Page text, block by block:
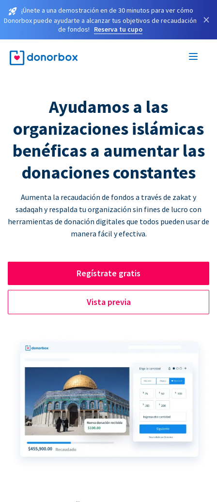
¡Únete a una demostración en de 30 minutos para ver cómo
Donorbox puede ayudarte a alcanzar tus objetivos de recaudación
de fondos!
Reserva tu cupo
×
Ayudamos a las
organizaciones islámicas
benéficas a aumentar las
donaciones constantes
Aumenta la recaudación de fondos a través de zakat y
sadaqah y respalda tu organización sin fines de lucro con
herramientas de donación digitales que todos pueden usar de
manera fácil y efectiva.
Regístrate gratis
Vista previa